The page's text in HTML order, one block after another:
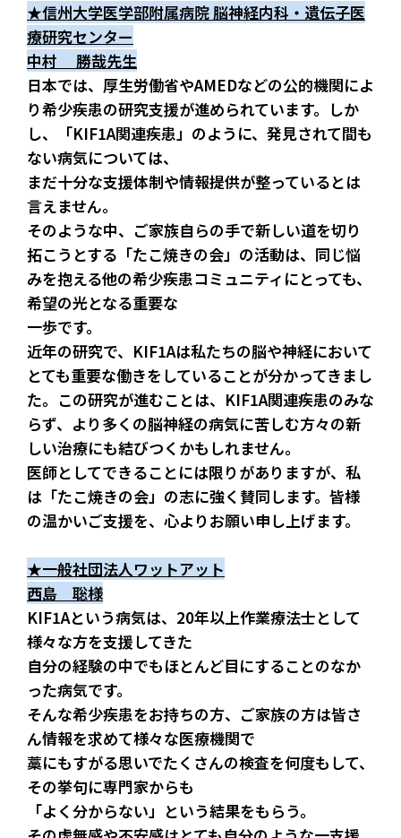
★信州大学医学部附属病院 脳神経内科・遺伝子医
療研究センター
中村　 勝哉先生
日本では、厚生労働省やAMEDなどの公的機関によ
り希少疾患の研究支援が進められています。しか
し、「KIF1A関連疾患」のように、発見されて間も
ない病気については、
まだ十分な支援体制や情報提供が整っているとは
言えません。
そのような中、ご家族自らの手で新しい道を切り
拓こうとする「たこ焼きの会」の活動は、同じ悩
みを抱える他の希少疾患コミュニティにとっても、
希望の光となる重要な
一歩です。
近年の研究で、KIF1Aは私たちの脳や神経において
とても重要な働きをしていることが分かってきまし
た。この研究が進むことは、KIF1A関連疾患のみな
らず、より多くの脳神経の病気に苦しむ方々の新
しい治療にも結びつくかもしれません。
医師としてできることには限りがありますが、私
は「たこ焼きの会」の志に強く賛同します。皆様
の温かいご支援を、心よりお願い申し上げます。
★一般社団法人ワットアット
西島　聡様
KIF1Aという病気は、20年以上作業療法士として
様々な方を支援してきた
自分の経験の中でもほとんど目にすることのなか
った病気です。
そんな希少疾患をお持ちの方、ご家族の方は皆さ
ん情報を求めて様々な医療機関で
藁にもすがる思いでたくさんの検査を何度もして、
その挙句に専門家からも
「よく分からない」という結果をもらう。